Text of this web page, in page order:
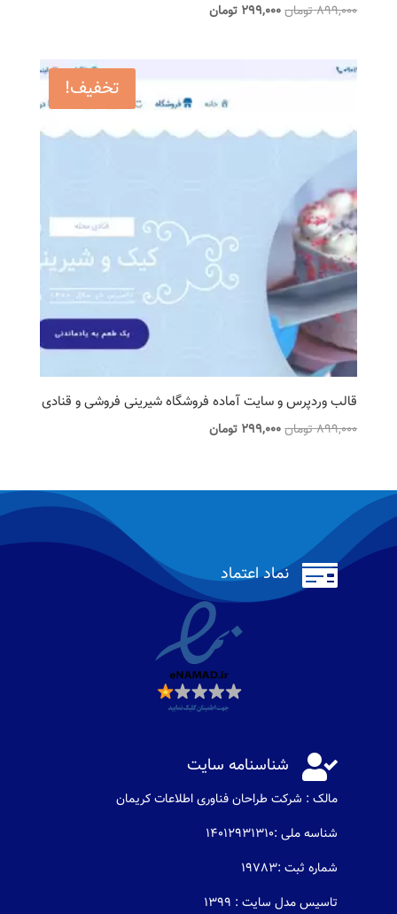
899,000تومانقیمت
299,000 تومانقیمت
تخفیف!
قالب وردپرس و سایت آماده فروشگاه شیرینی فروشی و قنادی
899,000تومانقیمت
بود.
299,000 تومانقیمت
است.
 نماد اعتماد
 شناسنامه سایت
مالک : شرکت طراحان فناوری اطلاعات كريمان
شناسه ملی :14012931310
شماره ثبت :19783
تاسیس مدل سایت : 1399